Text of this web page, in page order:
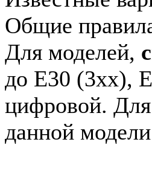
Общие
Для моделей,
до E30 (3xx),
цифровой.
данной